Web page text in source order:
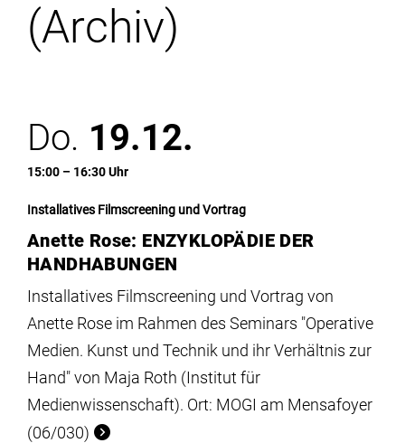
Institute
Infrastruktur
Aktuelles
meinstudium
(Archiv)
Do. 19.12.
15:00 – 16:30 Uhr
Installatives Filmscreening und Vortrag
Anette Rose: ENZYKLOPÄDIE DER
HANDHABUNGEN
Installatives Filmscreening und Vortrag von
Anette Rose im Rahmen des Seminars "Operative
Medien. Kunst und Technik und ihr Verhältnis zur
Hand" von Maja Roth (Institut für
Medienwissenschaft). Ort: MOGI am Mensafoyer
(06/030)